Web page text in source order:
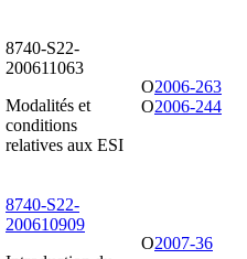
8740-S22-
200611063
Modalités et
conditions
relatives aux ESI
O2006-263
O2006-244
8740-S22-
200610909
O2007-36